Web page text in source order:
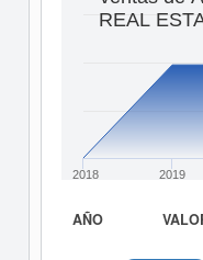
REAL
2018 2019
AÑO